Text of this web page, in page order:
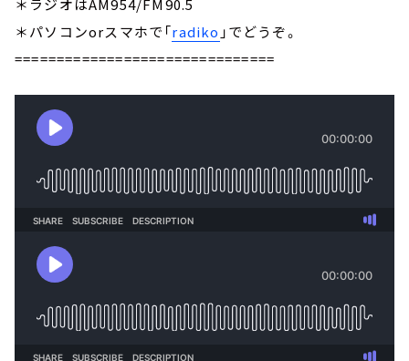
＊ラジオはAM954/FM90.5
＊パソコンorスマホで「radiko 」でどうぞ。
===============================